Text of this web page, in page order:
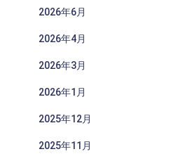
2026年6月
2026年4月
2026年3月
2026年1月
2025年12月
2025年11月